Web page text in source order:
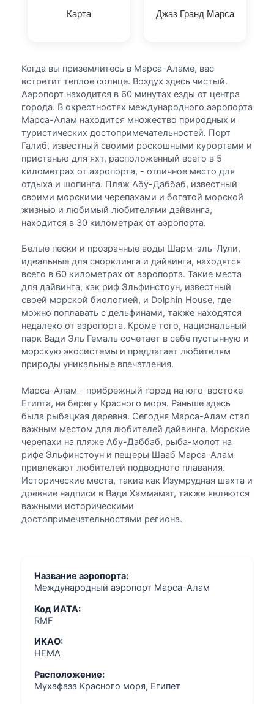
Карта Джаз Гранд Марса
Когда вы приземлитесь в Марса-Аламе, вас
встретит теплое солнце. Воздух здесь чистый.
Аэропорт находится в 60 минутах езды от центра
города. В окрестностях международного аэропорта
Марса-Алам находится множество природных и
туристических достопримечательностей. Порт
Галиб, известный своими роскошными курортами и
пристанью для яхт, расположенный всего в 5
километрах от аэропорта, - отличное место для
отдыха и шопинга. Пляж Абу-Даббаб, известный
своими морскими черепахами и богатой морской
жизнью и любимый любителями дайвинга,
находится в 30 километрах от аэропорта.
Белые пески и прозрачные воды Шарм-эль-Лули,
идеальные для снорклинга и дайвинга, находятся
всего в 60 километрах от аэропорта. Такие места
для дайвинга, как риф Эльфинстоун, известный
своей морской биологией, и Dolphin House, где
можно поплавать с дельфинами, также находятся
недалеко от аэропорта. Кроме того, национальный
парк Вади Эль Гемаль сочетает в себе пустынную и
морскую экосистемы и предлагает любителям
природы уникальные впечатления.
Марса-Алам - прибрежный город на юго-востоке
Египта, на берегу Красного моря. Раньше здесь
была рыбацкая деревня. Сегодня Марса-Алам стал
важным местом для любителей дайвинга. Морские
черепахи на пляже Абу-Даббаб, рыба-молот на
рифе Эльфинстоун и пещеры Шааб Марса-Алам
привлекают любителей подводного плавания.
Исторические места, такие как Изумрудная шахта и
древние надписи в Вади Хаммамат, также являются
важными историческими
достопримечательностями региона.
Название аэропорта:
Международный аэропорт Марса-Алам
Код ИАТА:
RMF
ИКАО:
HEMA
Расположение:
Мухафаза Красного моря, Египет